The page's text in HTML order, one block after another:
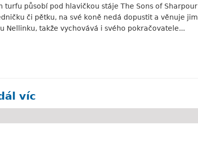
působí pod hlavičkou stáje The Sons of Sharpour
či pětku, na své koně nedá dopustit a věnuje jim
Nellinku, takže vychovává i svého pokračovatele...
víc